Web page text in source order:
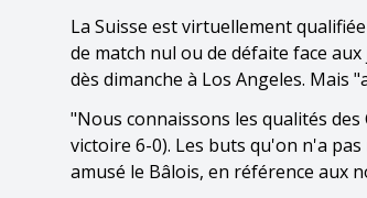
La Suisse est virtuellement
de match nul ou de défaite face
dès dimanche à Los Angeles.
"Nous connaissons les qualités
victoire 6-0). Les buts qu'on n'a
amusé le Bâlois, en référence aux